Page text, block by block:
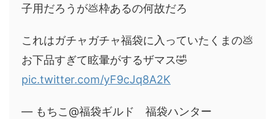
子用だろうが💩枠あるの何故だろ
これはガチャガチャ福袋に入っていたくまの💩
お下品すぎて眩暈がするザマス🤣
pic.twitter.com/yF9cJq8A2K
— もちこ@福袋ギルド 福袋ハンター